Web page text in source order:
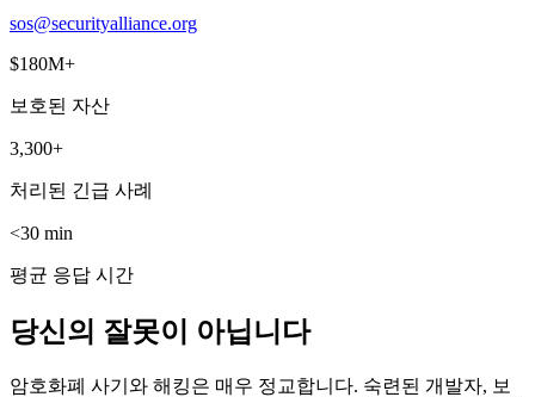
sos@securityalliance.org
$180M+
보호된 자산
3,300+
처리된 긴급 사례
<30 min
평균 응답 시간
당신의 잘못이 아닙니다
암호화폐 사기와 해킹은 매우 정교합니다. 숙련된 개발자, 보